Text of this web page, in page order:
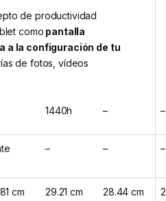
de productividad
como pantalla
a la configuración de tu
de fotos, vídeos
1440h – –
– – –
cm 29.21 cm 28.44 cm